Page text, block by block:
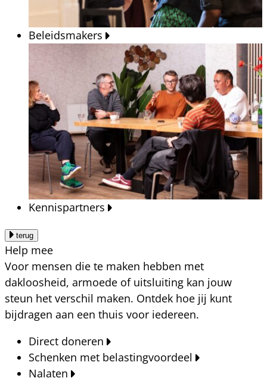
Beleidsmakers
Kennispartners
terug
Help mee
Voor mensen die te maken hebben met
dakloosheid, armoede of uitsluiting kan jouw
steun het verschil maken. Ontdek hoe jij kunt
bijdragen aan een thuis voor iedereen.
Direct doneren
Schenken met belastingvoordeel
Nalaten